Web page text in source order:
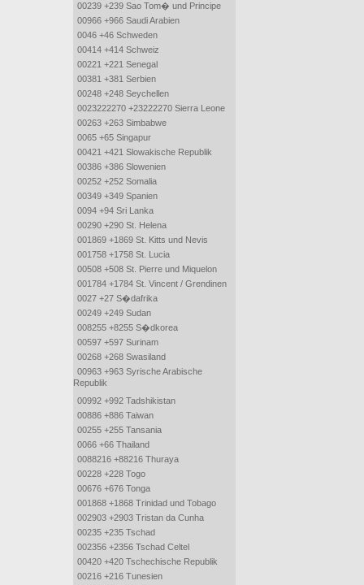
00239 +239 Sao Tom� und Principe
00966 +966 Saudi Arabien
0046 +46 Schweden
00414 +414 Schweiz
00221 +221 Senegal
00381 +381 Serbien
00248 +248 Seychellen
0023222270 +23222270 Sierra Leone
00263 +263 Simbabwe
0065 +65 Singapur
00421 +421 Slowakische Republik
00386 +386 Slowenien
00252 +252 Somalia
00349 +349 Spanien
0094 +94 Sri Lanka
00290 +290 St. Helena
001869 +1869 St. Kitts und Nevis
001758 +1758 St. Lucia
00508 +508 St. Pierre und Miquelon
001784 +1784 St. Vincent / Grendinen
0027 +27 S�dafrika
00249 +249 Sudan
008255 +8255 S�dkorea
00597 +597 Surinam
00268 +268 Swasiland
00963 +963 Syrische Arabische
Republik
00992 +992 Tadshikistan
00886 +886 Taiwan
00255 +255 Tansania
0066 +66 Thailand
0088216 +88216 Thuraya
00228 +228 Togo
00676 +676 Tonga
001868 +1868 Trinidad und Tobago
002903 +2903 Tristan da Cunha
00235 +235 Tschad
002356 +2356 Tschad Celtel
00420 +420 Tschechische Republik
00216 +216 Tunesien